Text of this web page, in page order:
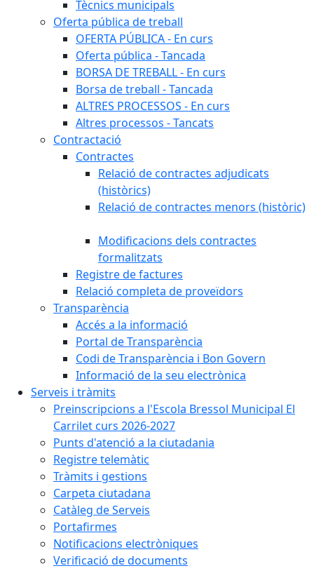
Tècnics municipals
Oferta pública de treball
OFERTA PÚBLICA - En curs
Oferta pública - Tancada
BORSA DE TREBALL - En curs
Borsa de treball - Tancada
ALTRES PROCESSOS - En curs
Altres processos - Tancats
Contractació
Contractes
Relació de contractes adjudicats
(històrics)
Relació de contractes menors (històric)
Modificacions dels contractes
formalitzats
Registre de factures
Relació completa de proveïdors
Transparència
Accés a la informació
Portal de Transparència
Codi de Transparència i Bon Govern
Informació de la seu electrònica
Serveis i tràmits
Preinscripcions a l'Escola Bressol Municipal El
Carrilet curs 2026-2027
Punts d'atenció a la ciutadania
Registre telemàtic
Tràmits i gestions
Carpeta ciutadana
Catàleg de Serveis
Portafirmes
Notificacions electròniques
Verificació de documents